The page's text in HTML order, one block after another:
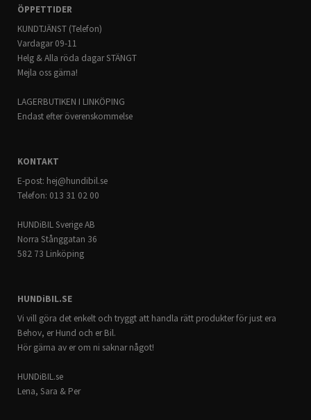
ÖPPETTIDER
KUNDTJÄNST (Telefon)
Vardagar 09-11
Helg & Alla röda dagar STÄNGT
Mejla oss gärna!
LAGERBUTIKEN I LINKÖPING
Endast efter överenskommelse
KONTAKT
E-post: hej@hundibil.se
Telefon: 013 31 02 00
HUNDiBIL Sverige AB
Norra Stånggatan 36
582 73 Linköping
HUNDiBIL.SE
Vi vill göra det enkelt och tryggt att handla rätt produkter för just era
Behov, er Hund och er Bil.
Hör gärna av er om ni saknar något!
HUNDiBIL.se
Lena, Sara & Per